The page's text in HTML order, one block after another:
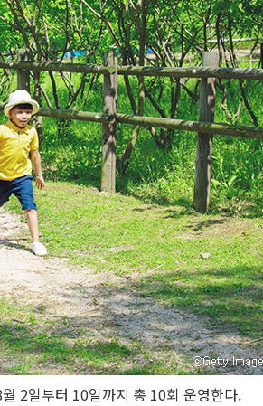
2일부터 10일까지 총 10회 운영한다.